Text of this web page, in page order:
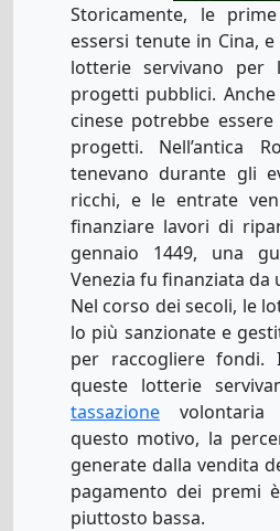
Storicamente, le
essersi tenute in Cina,
lotterie servivano
progetti pubblici.
cinese potrebbe
progetti. Nell’antica
tenevano durante gli
ricchi, e le entrate
finanziare lavori di
gennaio 1449, una
Venezia fu finanziata da
Nel corso dei secoli, le
lo più sanzionate e
per raccogliere fondi.
queste lotterie
tassazione volontaria
questo motivo, la
generate dalla vendita
pagamento dei premi
piuttosto bassa.